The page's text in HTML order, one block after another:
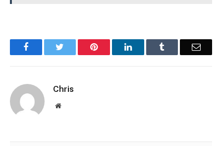
Facebook Pinterest LinkedIn Email
Chris
Website